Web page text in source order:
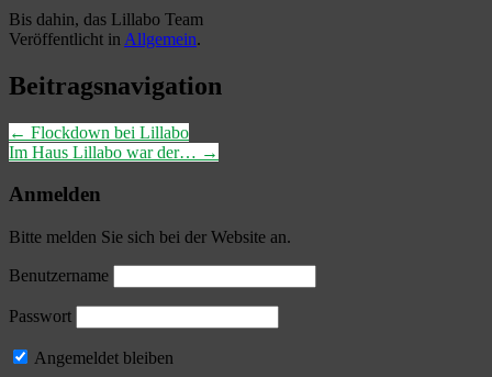
Bis dahin, das Lillabo Team
Veröffentlicht in Allgemein.
Beitragsnavigation
← Flockdown bei Lillabo
Im Haus Lillabo war der… →
Anmelden
Bitte melden Sie sich bei der Website an.
Benutzername
Passwort
Angemeldet bleiben